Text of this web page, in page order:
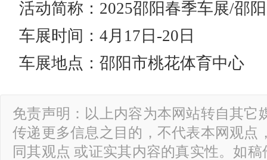
活动简称：2025邵阳春季车展/邵
车展时间：4月17日-20日
车展地点：邵阳市桃花体育中心
免责声明：以上内容为本网站转自其它
传递更多信息之目的，不代表本网观点
同其观点 或证实其内容的真实性。如